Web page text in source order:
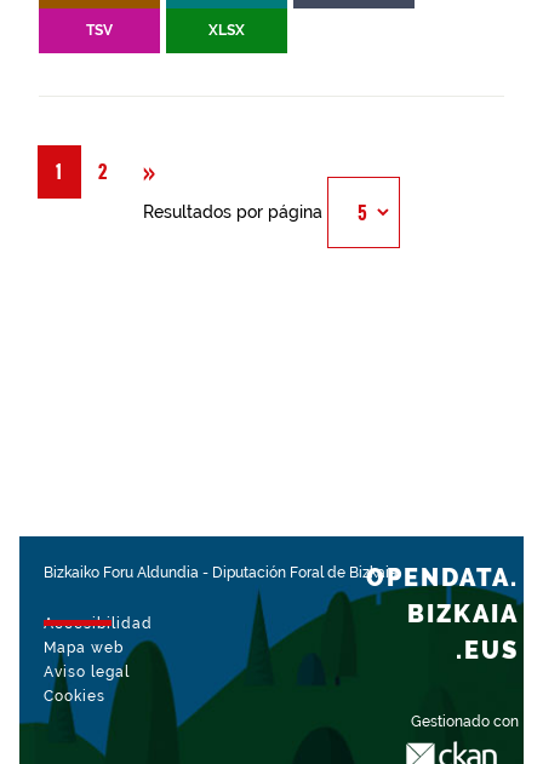
TSV XLSX
1 2 »
Resultados por página
Bizkaiko Foru Aldundia - Diputación Foral de Bizkaia
Accesibilidad
Mapa web
Aviso legal
Cookies
Gestionado con
OPENDATA.
BIZKAIA
.EUS